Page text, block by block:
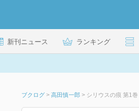
新刊ニュース ランキング
ブクログ > 高田慎一郎 > シリウスの痕 第1巻